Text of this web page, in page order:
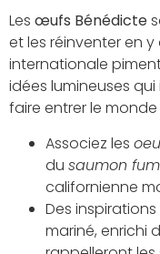
Les œufs Bénédicte
et les réinventer en
internationale
idées lumineuses
faire entrer le
Associez les
du saumon
californienne
Des
mariné, enrichi